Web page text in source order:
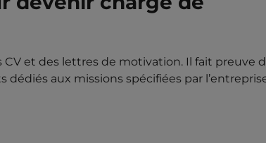
et des lettres de motivation. Il fait preuve
aux missions spécifiées par